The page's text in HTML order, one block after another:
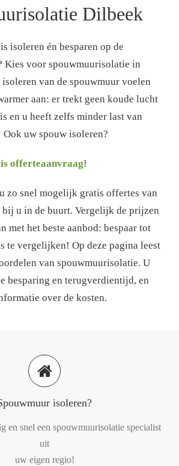
Dilbeek
isoleren én besparen op de
Kies voor spouwmuurisolatie in
van de spouwmuur voelen
aan: er trekt geen koude lucht
en u heeft zelfs minder last van
uw spouw isoleren?
offerteaanvraag!
zo snel mogelijk gratis offertes van
u in de buurt. Vergelijk de prijzen
met het beste aanbod: bespaar tot
te vergelijken! Op deze pagina leest
van spouwmuurisolatie. U
besparing en terugverdientijd, en
over de kosten.
isoleren?
en snel een spouwmuurisolatie specialist
uit
uw eigen regio!